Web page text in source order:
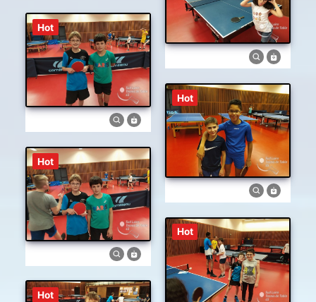
Hot
Hot
Hot
Hot
Hot